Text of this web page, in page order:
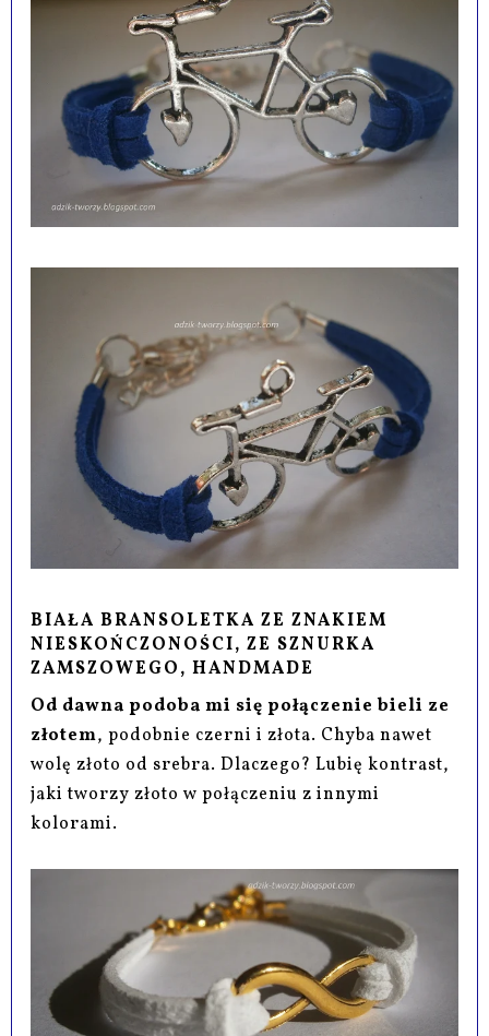
BIAŁA BRANSOLETKA ZE ZNAKIEM
NIESKOŃCZONOŚCI, ZE SZNURKA
ZAMSZOWEGO, HANDMADE
Od dawna podoba mi się połączenie bieli ze
złotem, podobnie czerni i złota. Chyba nawet
wolę złoto od srebra. Dlaczego? Lubię kontrast,
jaki tworzy złoto w połączeniu z innymi
kolorami.